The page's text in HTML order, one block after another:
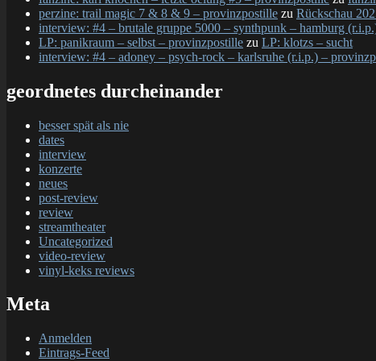
perzine: trail magic 7 & 8 & 9 – provinzpostille zu Rückschau
interview: #4 – brutale gruppe 5000 – synthpunk – hamburg
LP: panikraum – selbst – provinzpostille zu LP: klotzs – sucht
interview: #4 – adoney – psych-rock – karlsruhe (r.i.p.) –
geordnetes durcheinander
besser spät als nie
dates
interview
konzerte
neues
post-review
review
streamtheater
Uncategorized
video-review
vinyl-keks reviews
Meta
Anmelden
Eintrags-Feed